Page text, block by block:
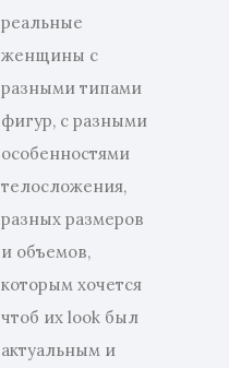
реальные
женщины с
разными типами
фигур, с разными
особенностями
телосложения,
разных размеров
и объемов,
которым хочется
чтоб их look был
актуальным и